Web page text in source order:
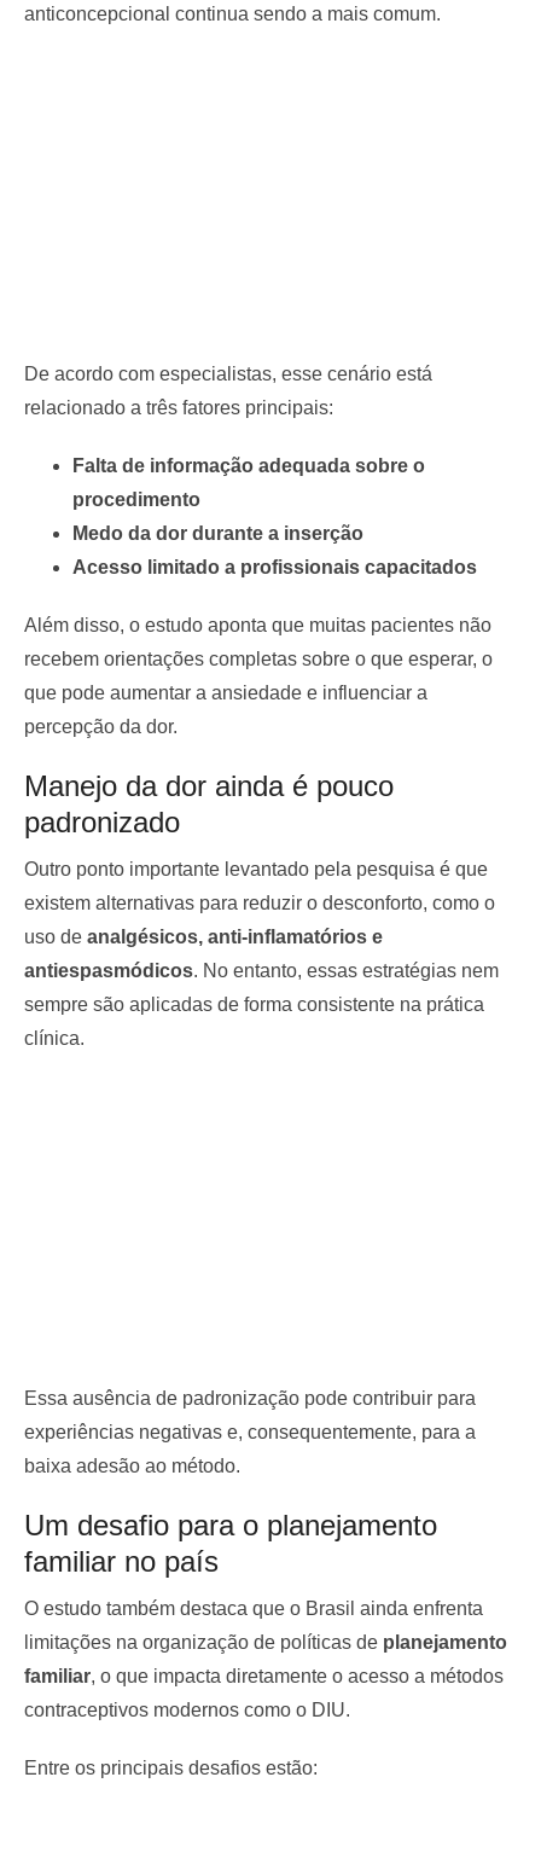
anticoncepcional continua sendo a mais comum.
De acordo com especialistas, esse cenário está
relacionado a três fatores principais:
Falta de informação adequada sobre o
procedimento
Medo da dor durante a inserção
Acesso limitado a profissionais capacitados
Além disso, o estudo aponta que muitas pacientes não
recebem orientações completas sobre o que esperar, o
que pode aumentar a ansiedade e influenciar a
percepção da dor.
Manejo da dor ainda é pouco
padronizado
Outro ponto importante levantado pela pesquisa é que
existem alternativas para reduzir o desconforto, como o
uso de analgésicos, anti-inflamatórios e
antiespasmódicos. No entanto, essas estratégias nem
sempre são aplicadas de forma consistente na prática
clínica.
Essa ausência de padronização pode contribuir para
experiências negativas e, consequentemente, para a
baixa adesão ao método.
Um desafio para o planejamento
familiar no país
O estudo também destaca que o Brasil ainda enfrenta
limitações na organização de políticas de planejamento
familiar, o que impacta diretamente o acesso a métodos
contraceptivos modernos como o DIU.
Entre os principais desafios estão: